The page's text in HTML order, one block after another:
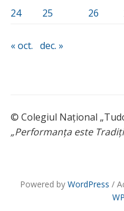
24
25 26
« oct. dec. »
© Colegiul Național
„Performanța este
Powered by WordPress /